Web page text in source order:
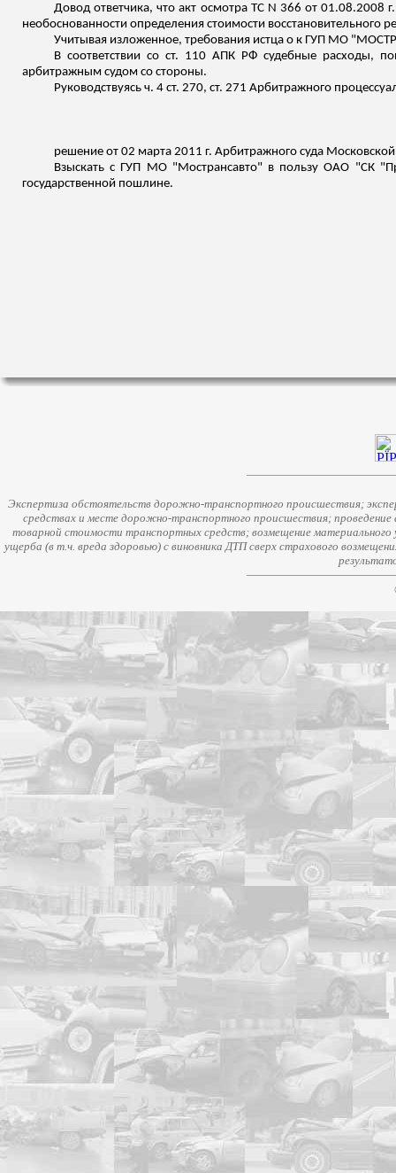
Довод ответчика, что акт осмотра ТС N 366 от 01.08.2008
необоснованности определения стоимости восстановительного
Учитывая изложенное, требования истца о к ГУП МО
В соответствии со ст. 110 АПК РФ судебные расходы,
арбитражным судом со стороны.
Руководствуясь ч. 4 ст. 270, ст. 271 Арбитражного
решение от 02 марта 2011 г. Арбитражного суда
Взыскать с ГУП МО "Мострансавто" в пользу ОАО "СК
государственной пошлине.
Экспертиза обстоятельств дорожно-транспортного происшествия;
средствах и месте дорожно-транспортного происшествия;
товарной стоимости транспортных средств; возмещение
ущерба (в т.ч. вреда здоровью) с виновника ДТП сверх страхового